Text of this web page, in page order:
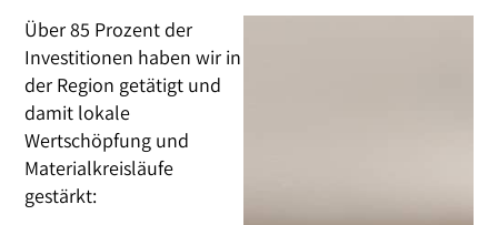
Über 85 Prozent der
Investitionen haben wir in
der Region getätigt und
damit lokale
Wertschöpfung und
Materialkreisläufe
gestärkt: